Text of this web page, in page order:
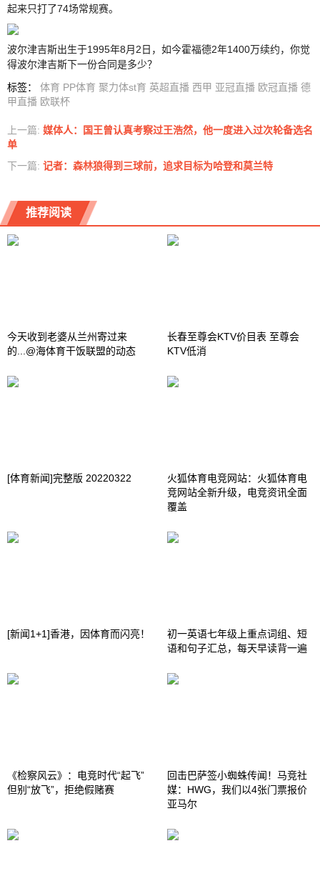
起来只打了74场常规赛。
波尔津吉斯出生于1995年8月2日，如今霍福德2年1400万续约，你觉
得波尔津吉斯下一份合同是多少？
标签： 体育 PP体育 聚力体st育 英超直播 西甲 亚冠直播 欧冠直播 德
甲直播 欧联杯
上一篇: 媒体人：国王曾认真考察过王浩然，他一度进入过次轮备选名
单
下一篇: 记者：森林狼得到三球前，追求目标为哈登和莫兰特
推荐阅读
今天收到老婆从兰州寄过来
的...@海体育干饭联盟的动态
长春至尊会KTV价目表 至尊会
KTV低消
[体育新闻]完整版 20220322
火狐体育电竞网站：火狐体育电
竞网站全新升级，电竞资讯全面
覆盖
[新闻1+1]香港，因体育而闪亮！
初一英语七年级上重点词组、短
语和句子汇总，每天早读背一遍
《检察风云》：电竞时代“起飞”
但别“放飞”，拒绝假赌赛
回击巴萨签小蜘蛛传闻！马竞社
媒：HWG，我们以4张门票报价
亚马尔